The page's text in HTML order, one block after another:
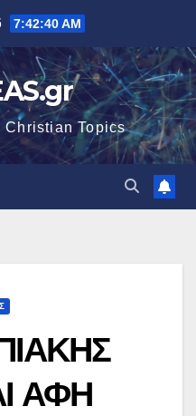
7:42:42 AM
Christian Topics
ΑΦΗ